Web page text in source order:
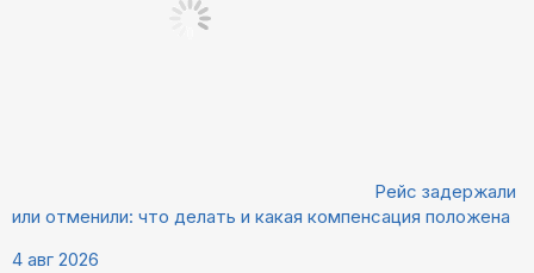
Рейс задержали
или отменили: что делать и какая компенсация положена
4 авг 2026